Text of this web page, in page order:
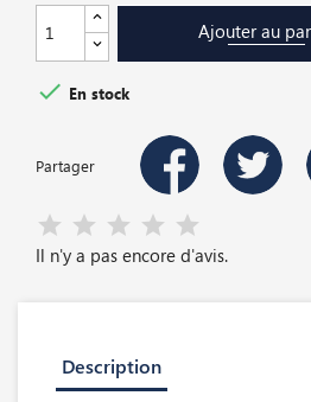
Ajouter au
 En stock
Partager
Il n'y a pas encore d'avis.
Description